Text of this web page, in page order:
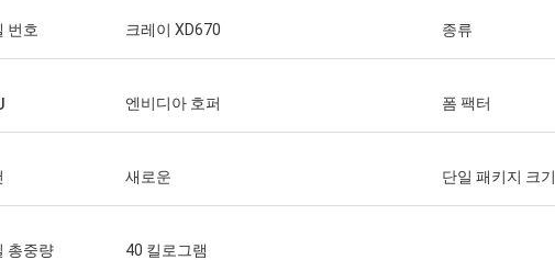
번호 크레이 XD670 종류
엔비디아 호퍼 폼 팩터
새로운 단일 패키지 크기
총중량 40 킬로그램